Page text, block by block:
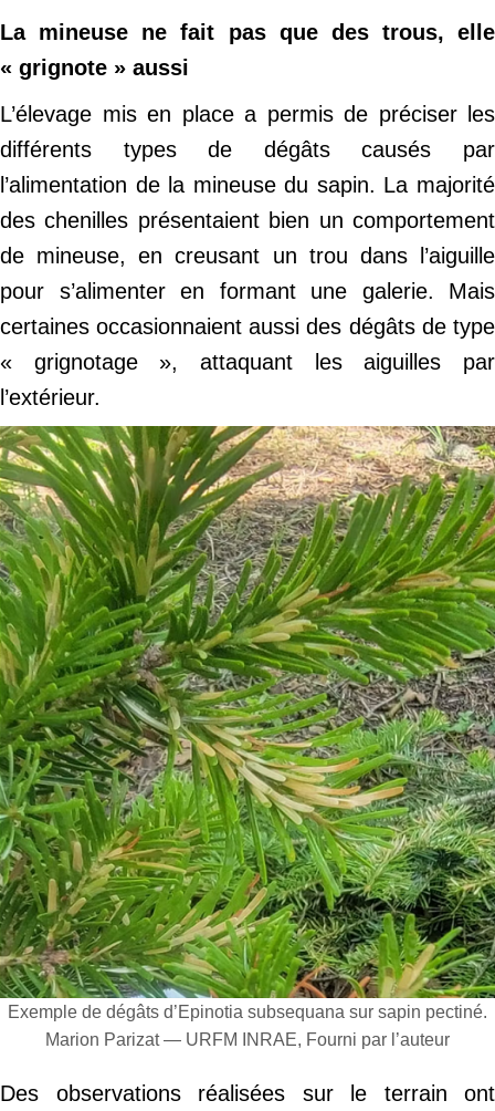
La mineuse ne fait pas que des trous, elle
« grignote » aussi
L’élevage mis en place a permis de préciser les
différents types de dégâts causés par
l’alimentation de la mineuse du sapin. La majorité
des chenilles présentaient bien un comportement
de mineuse, en creusant un trou dans l’aiguille
pour s’alimenter en formant une galerie. Mais
certaines occasionnaient aussi des dégâts de type
« grignotage », attaquant les aiguilles par
l’extérieur.
Exemple de dégâts d’Epinotia subsequana sur sapin pectiné.
Marion Parizat — URFM INRAE, Fourni par l’auteur
Des observations réalisées sur le terrain ont